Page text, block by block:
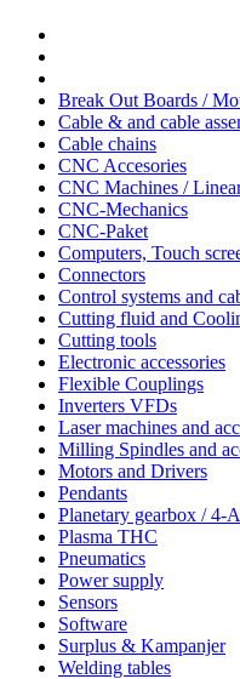
Break Out Boards /
Cable & and cable
Cable chains
CNC Accesories
CNC Machines /
CNC-Mechanics
CNC-Paket
Computers, Touch
Connectors
Control systems and
Cutting fluid and
Cutting tools
Electronic accessories
Flexible Couplings
Inverters VFDs
Laser machines and
Milling Spindles and
Motors and Drivers
Pendants
Planetary gearbox / 4-
Plasma THC
Pneumatics
Power supply
Sensors
Software
Surplus & Kampanjer
Welding tables